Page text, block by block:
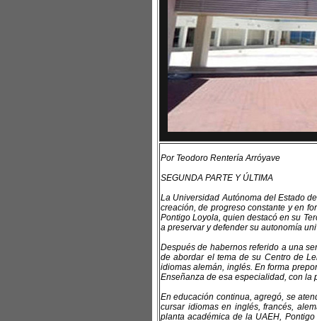
Por Teodoro Rentería Arróyave
SEGUNDA PARTE Y ÚLTIMA
La Universidad Autónoma del Estado
creación, de progreso constante y en
Pontigo Loyola, quien destacó en su
a preservar y defender su autonomía
Después de habernos referido a una
de abordar el tema de su Centro de
idiomas alemán, inglés. En forma
Enseñanza de esa especialidad, con la
En educación continua, agregó, se
cursar idiomas en inglés, francés,
planta académica de la UAEH,